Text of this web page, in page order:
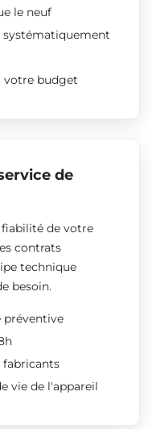
le neuf
systématiquement
votre budget
de
de votre
contrats
technique
besoin.
préventive
fabricants
vie de l'appareil